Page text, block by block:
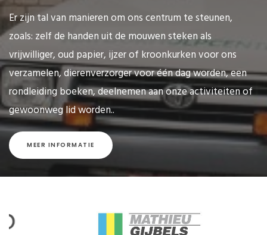
Er zijn tal van manieren om ons centrum te steunen,
zoals: zelf de handen uit de mouwen steken als
vrijwilliger, oud papier, ijzer of kroonkurken voor ons
verzamelen, dierenverzorger voor één dag worden, een
rondleiding boeken, deelnemen aan onze activiteiten of
gewoonweg lid worden..
MEER INFORMATIE